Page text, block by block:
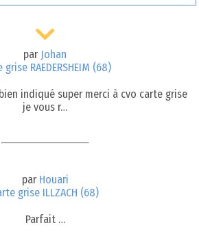
par Johan
grise RAEDERSHEIM (68)
indiqué super merci à cvo carte grise
je vous r…
par Houari
grise ILLZACH (68)
Parfait …